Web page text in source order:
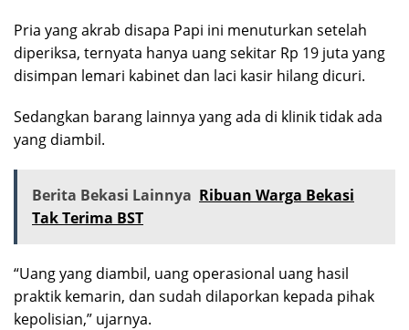
Pria yang akrab disapa Papi ini menuturkan setelah
diperiksa, ternyata hanya uang sekitar Rp 19 juta yang
disimpan lemari kabinet dan laci kasir hilang dicuri.
Sedangkan barang lainnya yang ada di klinik tidak ada
yang diambil.
Berita Bekasi Lainnya Ribuan Warga Bekasi
Tak Terima BST
“Uang yang diambil, uang operasional uang hasil
praktik kemarin, dan sudah dilaporkan kepada pihak
kepolisian,” ujarnya.